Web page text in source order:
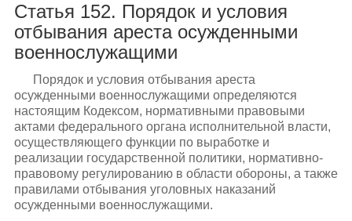
Статья 152. Порядок и условия
отбывания ареста осужденными
военнослужащими
Порядок и условия отбывания ареста
осужденными военнослужащими определяются
настоящим Кодексом, нормативными правовыми
актами федерального органа исполнительной власти,
осуществляющего функции по выработке и
реализации государственной политики, нормативно-
правовому регулированию в области обороны, а также
правилами отбывания уголовных наказаний
осужденными военнослужащими.